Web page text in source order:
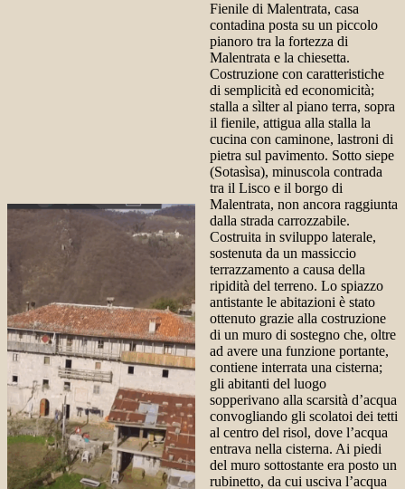
Fienile di Malentrata, casa
contadina posta su un piccolo
pianoro tra la fortezza di
Malentrata e la chiesetta.
Costruzione con caratteristiche
di semplicità ed economicità;
stalla a sìlter al piano terra, sopra
il fienile, attigua alla stalla la
cucina con caminone, lastroni di
pietra sul pavimento. Sotto siepe
(Sotasìsa), minuscola contrada
tra il Lisco e il borgo di
Malentrata, non ancora raggiunta
dalla strada carrozzabile.
Costruita in sviluppo laterale,
sostenuta da un massiccio
terrazzamento a causa della
ripidità del terreno. Lo spiazzo
antistante le abitazioni è stato
ottenuto grazie alla costruzione
di un muro di sostegno che, oltre
ad avere una funzione portante,
contiene interrata una cisterna;
gli abitanti del luogo
sopperivano alla scarsità d’acqua
convogliando gli scolatoi dei tetti
al centro del risol, dove l’acqua
entrava nella cisterna. Ai piedi
del muro sottostante era posto un
rubinetto, da cui usciva l’acqua